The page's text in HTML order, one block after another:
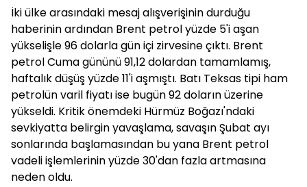
İki ülke arasındaki mesaj alışverişinin durduğu
haberinin ardından Brent petrol yüzde 5'i aşan
yükselişle 96 dolarla gün içi zirvesine çıktı. Brent
petrol Cuma gününü 91,12 dolardan tamamlamış,
haftalık düşüş yüzde 11'i aşmıştı. Batı Teksas tipi ham
petrolün varil fiyatı ise bugün 92 doların üzerine
yükseldi. Kritik önemdeki Hürmüz Boğazı'ndaki
sevkiyatta belirgin yavaşlama, savaşın Şubat ayı
sonlarında başlamasından bu yana Brent petrol
vadeli işlemlerinin yüzde 30'dan fazla artmasına
neden oldu.